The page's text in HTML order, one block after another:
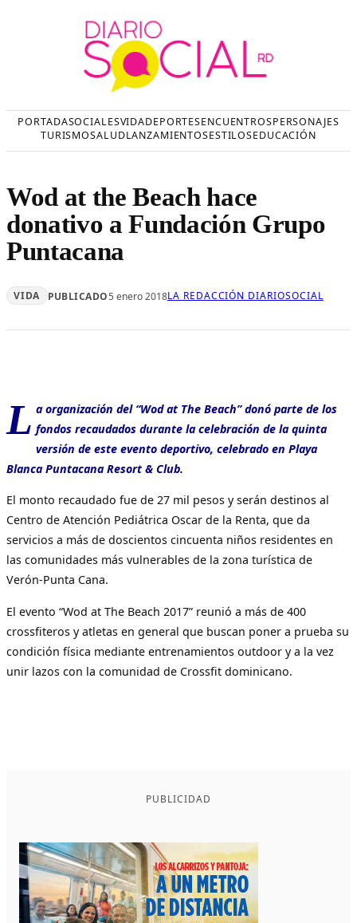
PORTADASOCIALESVIDADEPORTESENCUENTROSPERSONAJES
TURISMOSALUDLANZAMIENTOSESTILOSEDUCACIÓN
Wod at the Beach hace
donativo a Fundación Grupo
Puntacana
VIDA PUBLICADO5 enero 2018LA REDACCIÓN DIARIOSOCIAL
L a organización del “Wod at The Beach” donó parte de los
fondos recaudados durante la celebración de la quinta
versión de este evento deportivo, celebrado en Playa
Blanca Puntacana Resort & Club.
El monto recaudado fue de 27 mil pesos y serán destinos al
Centro de Atención Pediátrica Oscar de la Renta, que da
servicios a más de doscientos cincuenta niños residentes en
las comunidades más vulnerables de la zona turística de
Verón-Punta Cana.
El evento “Wod at The Beach 2017” reunió a más de 400
crossfiteros y atletas en general que buscan poner a prueba su
condición física mediante entrenamientos outdoor y a la vez
unir lazos con la comunidad de Crossfit dominicano.
PUBLICIDAD